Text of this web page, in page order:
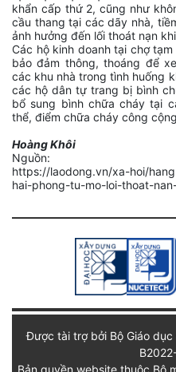
khẩn cấp thứ 2, cũng như
cầu thang tại các dãy nhà,
ảnh hưởng đến lối thoát nạn
Các hộ kinh doanh tại chợ
bảo đảm thông, thoáng để
các khu nhà trong tình huống
các hộ dân tự trang bị bình
bổ sung bình chữa cháy tại
thể, điểm chữa cháy công
Hoàng Khôi
Nguồn:
https://laodong.vn/xa-hoi/
hai-phong-tu-mo-loi-thoat-
Được tài trợ bởi Bộ Giáo
Bản quyền website thuộc Bộ